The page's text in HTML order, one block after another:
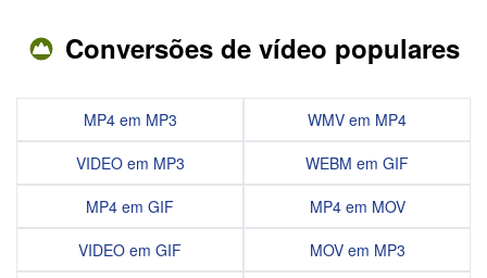
Conversões de vídeo populares
MP4 em MP3
VIDEO em MP3
MP4 em GIF
VIDEO em GIF
WMV em MP4
WEBM em GIF
MP4 em MOV
MOV em MP3